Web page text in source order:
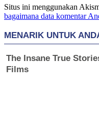
Situs ini menggunakan
bagaimana data komentar